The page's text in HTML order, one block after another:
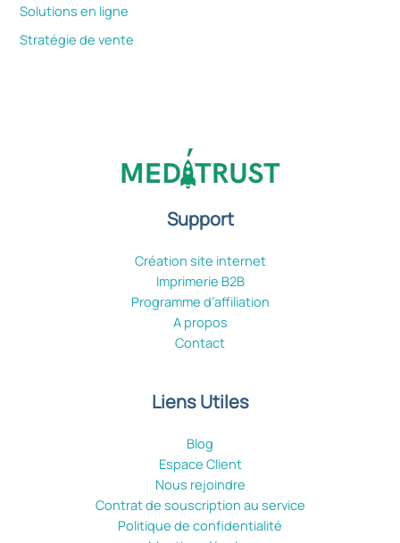
Solutions en ligne
Stratégie de vente
Support
Création site internet
Imprimerie B2B
Programme d’affiliation
A propos
Contact
Liens Utiles
Blog
Espace Client
Nous rejoindre
Contrat de souscription au service
Politique de confidentialité